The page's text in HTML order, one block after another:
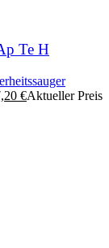
Te H
€Aktueller Preis